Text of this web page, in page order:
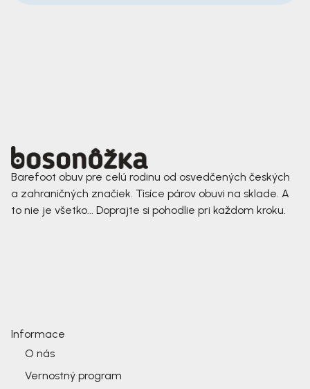
Barefoot obuv pre celú rodinu od osvedčených českých
a zahraničných značiek. Tisíce párov obuvi na sklade. A
to nie je všetko... Doprajte si pohodlie pri každom kroku.
Informace
O nás
Vernostný program